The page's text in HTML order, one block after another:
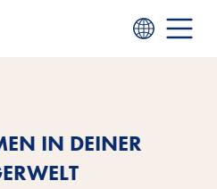
IN DEINER